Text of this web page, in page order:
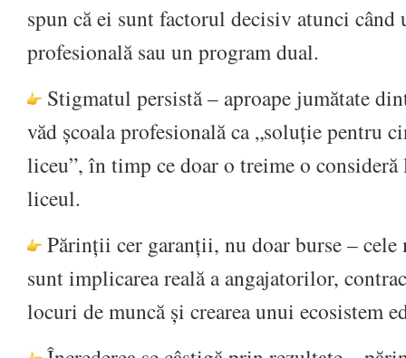
spun că ei sunt factorul decisiv atunci când
profesională sau un program dual.
Stigmatul persistă – aproape jumătate
văd școala profesională ca „soluție pentru
liceu”, în timp ce doar o treime o consideră
liceul.
Părinții cer garanții, nu doar burse – cele
sunt implicarea reală a angajatorilor,
locuri de muncă și crearea unui ecosistem